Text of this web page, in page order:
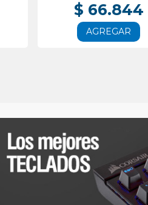
$ 66.844
AGREGAR